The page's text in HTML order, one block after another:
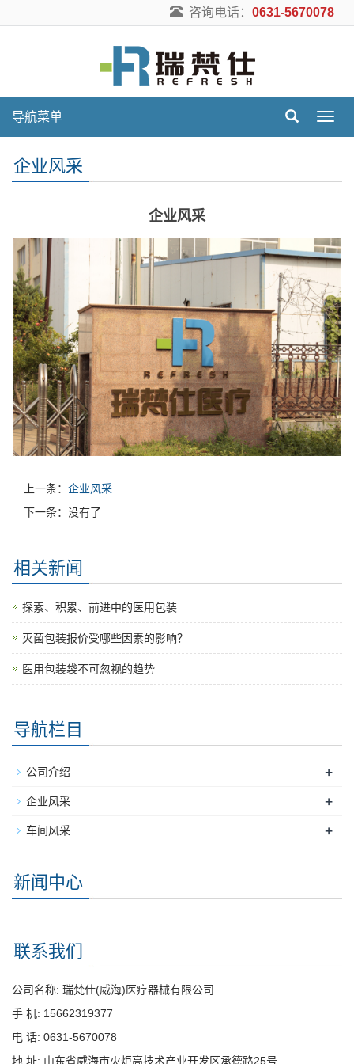
咨询电话： 0631-5670078
导
导航菜单
企业风采
企业风采
上一条： 企业风采
下一条：没有了
相关新闻
探索、积累、前进中的医用包装
灭菌包装报价受哪些因素的影响？
医用包装袋不可忽视的趋势
导航栏目
公司介绍 +
企业风采 +
车间风采 +
新闻中心
联系我们
公司名称: 瑞梵仕(威海)医疗器械有限公司
手 机: 15662319377
电 话: 0631-5670078
地 址: 山东省威海市火炬高技术产业开发区承德路25号